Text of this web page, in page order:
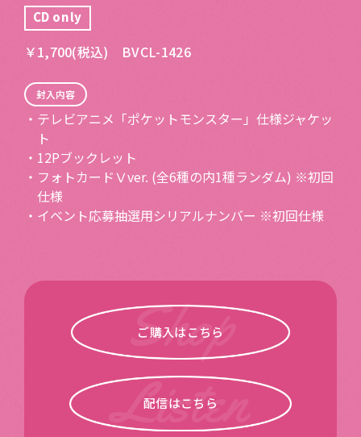
CD only
￥1,700(税込) BVCL-1426
封入内容
・テレビアニメ「ポケットモンスター」仕様ジャケッ
ト
・12Pブックレット
・フォトカードⅤver. (全6種の内1種ランダム) ※初回
仕様
・イベント応募抽選用シリアルナンバー ※初回仕様
ご購入はこちら
配信はこちら